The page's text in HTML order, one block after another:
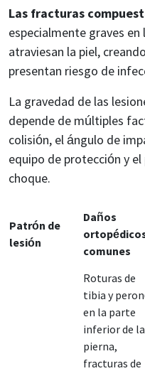
Las fracturas
especialmente graves
atraviesan la piel,
presentan riesgo de
La gravedad de las
depende de múltiples
colisión, el ángulo de
equipo de protección y
choque.
Patrón de
lesión
Daños
comunes
Roturas de
tibia y
en la parte
inferior de la
pierna,
fracturas de